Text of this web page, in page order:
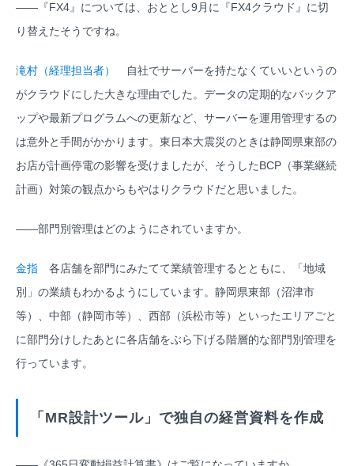
――『FX4』については、おととし9月に『FX4クラウド』に切
り替えたそうですね。
滝村（経理担当者）
自社でサーバーを持たなくていいというの
がクラウドにした大きな理由でした。データの定期的なバックア
ップや最新プログラムへの更新など、サーバーを運用管理するの
は意外と手間がかかります。東日本大震災のときは静岡県東部の
お店が計画停電の影響を受けましたが、そうしたBCP（事業継続
計画）対策の観点からもやはりクラウドだと思いました。
――部門別管理はどのようにされていますか。
金指 各店舗を部門にみたてて業績管理するとともに、「地域
別」の業績もわかるようにしています。静岡県東部（沼津市
等）、中部（静岡市等）、西部（浜松市等）といったエリアごと
に部門分けしたあとに各店舗をぶら下げる階層的な部門別管理を
行っています。
「MR設計ツール」で独自の経営資料を作成